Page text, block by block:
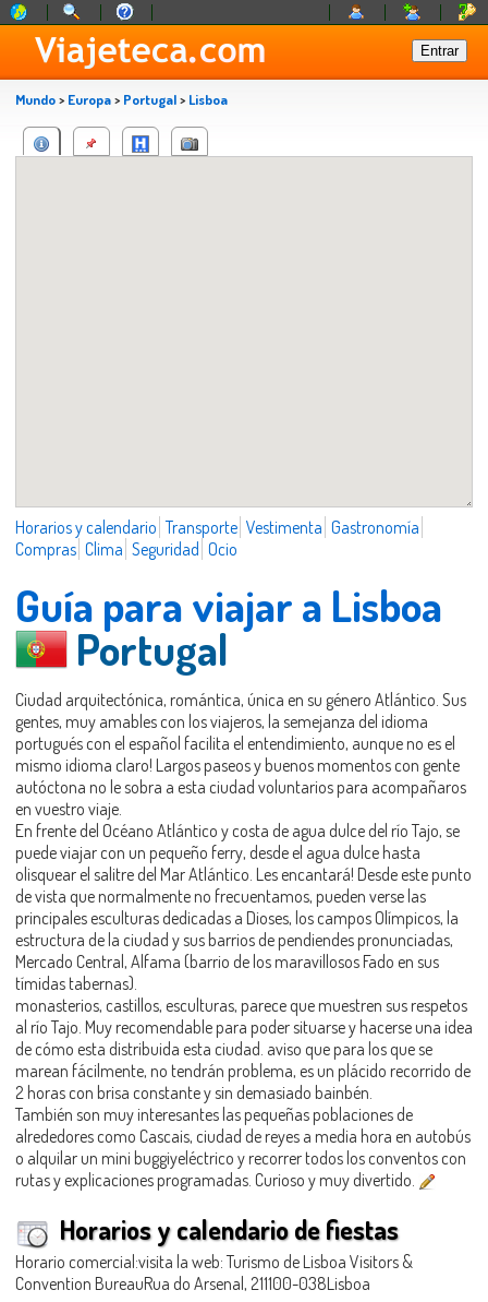
Mundo> Europa> Portugal> Lisboa
Horarios y calendario Transporte Vestimenta Gastronomía
Compras Clima Seguridad Ocio
Guía para viajar a Lisboa
Portugal
Ciudad arquitectónica, romántica, única en su género Atlántico. Sus
gentes, muy amables con los viajeros, la semejanza del idioma
portugués con el español facilita el entendimiento, aunque no es el
mismo idioma claro! Largos paseos y buenos momentos con gente
autóctona no le sobra a esta ciudad voluntarios para acompañaros
en vuestro viaje.
En frente del Océano Atlántico y costa de agua dulce del río Tajo, se
puede viajar con un pequeño ferry, desde el agua dulce hasta
olisquear el salitre del Mar Atlántico. Les encantará! Desde este punto
de vista que normalmente no frecuentamos, pueden verse las
principales esculturas dedicadas a Dioses, los campos Olímpicos, la
estructura de la ciudad y sus barrios de pendiendes pronunciadas,
Mercado Central, Alfama (barrio de los maravillosos Fado en sus
tímidas tabernas).
monasterios, castillos, esculturas, parece que muestren sus respetos
al río Tajo. Muy recomendable para poder situarse y hacerse una idea
de cómo esta distribuida esta ciudad. aviso que para los que se
marean fácilmente, no tendrán problema, es un plácido recorrido de
2 horas con brisa constante y sin demasiado bainbén.
También son muy interesantes las pequeñas poblaciones de
alrededores como Cascais, ciudad de reyes a media hora en autobús
o alquilar un mini buggiyeléctrico y recorrer todos los conventos con
rutas y explicaciones programadas. Curioso y muy divertido.
Horarios y calendario de fiestas
Horario comercial:visita la web: Turismo de Lisboa Visitors &
Convention BureauRua do Arsenal, 211100-038Lisboa